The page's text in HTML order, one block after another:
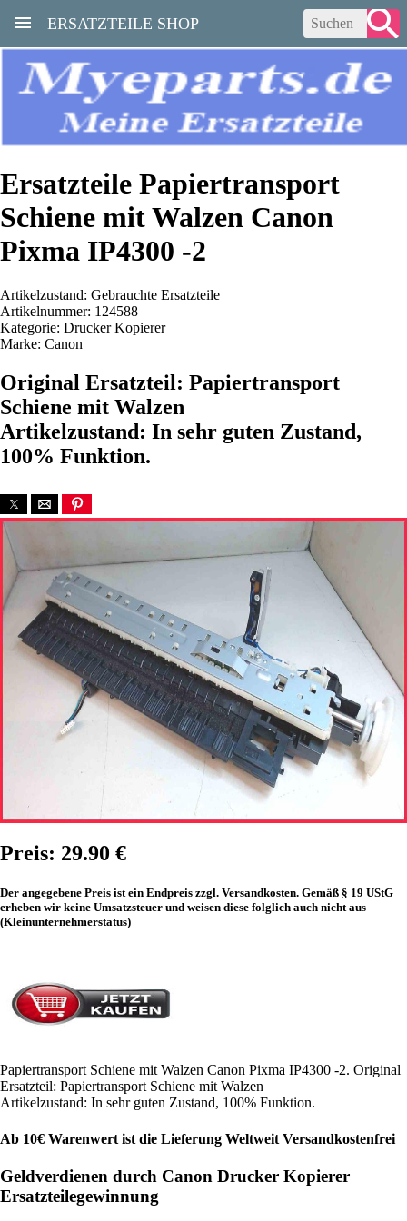
ERSATZTEILE SHOP
Ersatzteile Papiertransport
Schiene mit Walzen Canon
Pixma IP4300 -2
Artikelzustand: Gebrauchte Ersatzteile
Artikelnummer: 124588
Kategorie: Drucker Kopierer
Marke: Canon
Original Ersatzteil: Papiertransport
Schiene mit Walzen
Artikelzustand: In sehr guten Zustand,
100% Funktion.
Preis: 29.90 €
Der angegebene Preis ist ein Endpreis zzgl. Versandkosten. Gemäß § 19 UStG
erheben wir keine Umsatzsteuer und weisen diese folglich auch nicht aus
(Kleinunternehmerstatus)
Papiertransport Schiene mit Walzen Canon Pixma IP4300 -2. Original
Ersatzteil: Papiertransport Schiene mit Walzen
Artikelzustand: In sehr guten Zustand, 100% Funktion.
Ab 10€ Warenwert ist die Lieferung Weltweit Versandkostenfrei
Geldverdienen durch Canon Drucker Kopierer
Ersatzteilegewinnung